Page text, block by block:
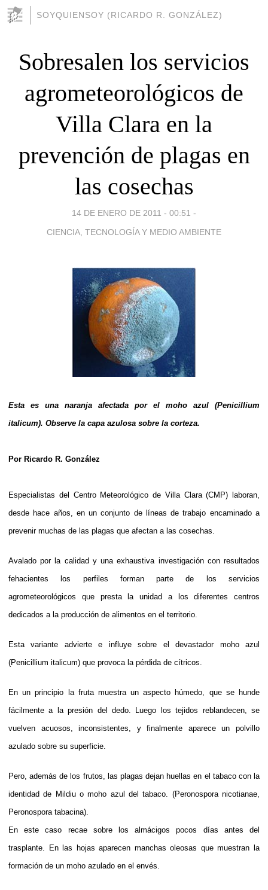
SOYQUIENSOY (RICARDO R. GONZÁLEZ)
Sobresalen los servicios
agrometeorológicos de
Villa Clara en la
prevención de plagas en
las cosechas
14 DE ENERO DE 2011 - 00:51 -
CIENCIA, TECNOLOGÍA Y MEDIO AMBIENTE
Esta es una naranja afectada por el moho azul (Penicillium
italicum). Observe la capa azulosa sobre la corteza.
Por Ricardo R. González
Especialistas del Centro Meteorológico de Villa Clara (CMP) laboran,
desde hace años, en un conjunto de líneas de trabajo encaminado a
prevenir muchas de las plagas que afectan a las cosechas.
Avalado por la calidad y una exhaustiva investigación con resultados
fehacientes los perfiles forman parte de los servicios
agrometeorológicos que presta la unidad a los diferentes centros
dedicados a la producción de alimentos en el territorio.
Esta variante advierte e influye sobre el devastador moho azul
(Penicillium italicum) que provoca la pérdida de cítricos.
En un principio la fruta muestra un aspecto húmedo, que se hunde
fácilmente a la presión del dedo. Luego los tejidos reblandecen, se
vuelven acuosos, inconsistentes, y finalmente aparece un polvillo
azulado sobre su superficie.
Pero, además de los frutos, las plagas dejan huellas en el tabaco con la
identidad de Mildiu o moho azul del tabaco. (Peronospora nicotianae,
Peronospora tabacina).
En este caso recae sobre los almácigos pocos días antes del
trasplante. En las hojas aparecen manchas oleosas que muestran la
formación de un moho azulado en el envés.